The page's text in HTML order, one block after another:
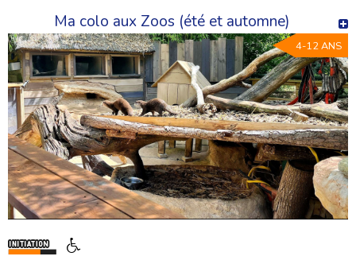
montagne… avec des activités adaptées à l’âge et
encadrées par nos équipes (sports, jeux, veillées,
découvertes, activités de pleine nature).
Lyon (69) : un carrefour ferroviaire
majeur en Auvergne-Rhône-Alpes
Laville de Lyonest située dans ledépartement du
Rhône (69), enrégion Auvergne-Rhône-Alpes. Son
emplacement au carrefour des grands axes routiers et
ferroviaires en fait uneville de départ très pratiquepour
Ma colo aux Zoos (été et automne)
4-12 ANS